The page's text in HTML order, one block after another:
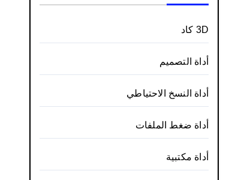
3D كاد
أداة التصميم
أداة النسخ الاحتياطي
أداة ضغط الملفات
أداة مكتبية